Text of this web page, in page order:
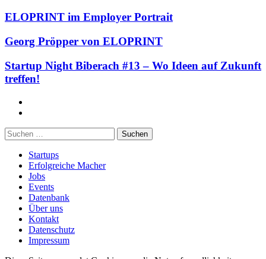
ELOPRINT im Employer Portrait
Georg Pröpper von ELOPRINT
Startup Night Biberach #13 – Wo Ideen auf Zukunft
treffen!
Suchen
nach:
Startups
Erfolgreiche Macher
Jobs
Events
Datenbank
Über uns
Kontakt
Datenschutz
Impressum